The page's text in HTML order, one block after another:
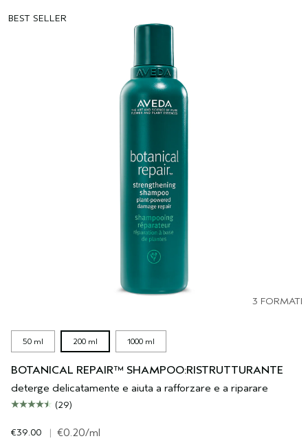
BEST SELLER
3 FORMATI
50 ml 200 ml 1000 ml
BOTANICAL REPAIR™ SHAMPOO:RISTRUTTURANTE
deterge delicatamente e aiuta a rafforzare e a riparare
(29)
€39.00 | €0.20/ml